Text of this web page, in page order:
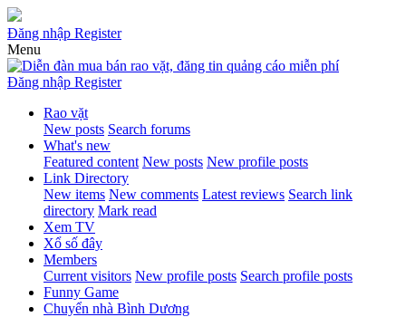
Đăng nhập Register
Menu
Đăng nhập Register
Rao vặt
New posts Search forums
What's new
Featured content New posts New profile posts
Link Directory
New items New comments Latest reviews Search link
directory Mark read
Xem TV
Xổ số đây
Members
Current visitors New profile posts Search profile posts
Funny Game
Chuyển nhà Bình Dương